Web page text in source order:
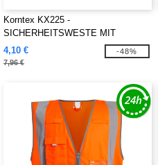
Korntex KX225 -
SICHERHEITSWESTE MIT
REIßVERSCHLUSS "COLOGNE"
4,10 €
7,96 €
-48%